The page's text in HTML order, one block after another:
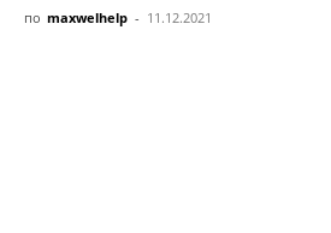
по maxwelhelp - 11.12.2021